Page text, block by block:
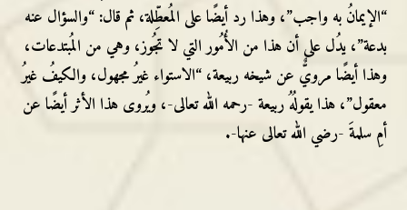
“الإيمانُ به واجب”، وهذا رد أيضًا على المُعطِّلة، ثم قال: “والسؤال عنه
بدعة”، يدُل على أن هذا من الأُمُور التي لا تجُوز، وهي من المُبتدعات،
وهذا أيضًا مرويٌّ عن شيخه ربيعة، “الاستواء غيرُ مجهول، والكيفُ غيرُ
معقول”، هذا يقولُهُ ربيعة -رحمه الله تعالى-، ويُروى هذا الأثر أيضًا عن
أمِ سلمةَ -رضي الله تعالى عنها-.